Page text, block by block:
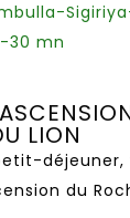
30 mn
LION
déjeuner,
du